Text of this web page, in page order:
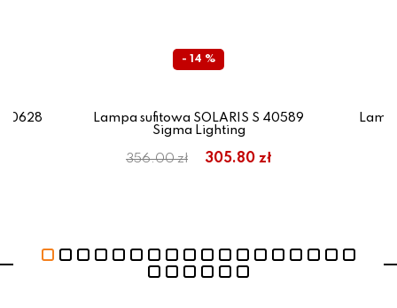
40628
- 14 %
Lampa sufitowa SOLARIS S 40589
Sigma Lighting
356.00 zł 305.80 zł